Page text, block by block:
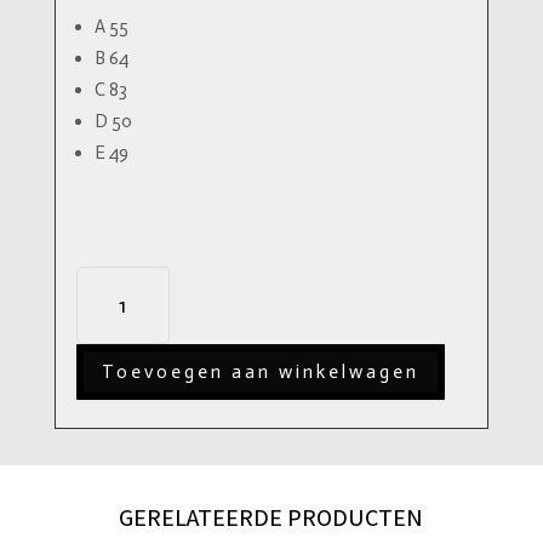
A 55
B 64
C83
D 50
E49
Cooper
pistache
Toevoegen aan winkelwagen
GERELATEERDE PRODUCTEN